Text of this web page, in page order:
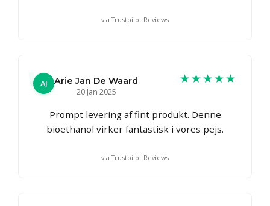
via Trustpilot Reviews
AJ
Arie Jan De Waard
20 Jan 2025
★★★★★
Prompt levering af fint produkt. Denne
bioethanol virker fantastisk i vores pejs.
via Trustpilot Reviews